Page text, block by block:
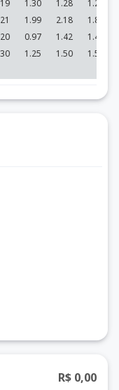
1.30 1.28 1.27
1.99 2.18 1.80
0.97 1.42 1.46
1.25 1.50 1.59
R$ 0,00